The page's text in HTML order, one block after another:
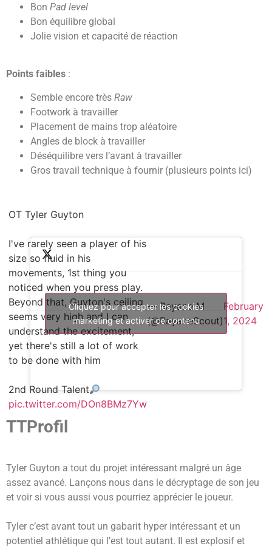
Bon Pad level
Bon équilibre global
Jolie vision et capacité de réaction
Points faibles :
Semble encore très Raw
Footwork à travailler
Placement de mains trop aléatoire
Angles de block à travailler
Déséquilibre vers l’avant à travailler
Gros travail technique à fournir (plusieurs points ici)
OT Tyler Guyton
I've rarely seen a player of his
size so fluid in his
movements, 1st thing you
noticed when you press play.
Beyond that, Guyton's ceiling
seems very high and I can
understand the excitement,
yet there's still a lot of work
to be done with him
2nd Round Talent
pic.twitter.com/DOn8BMz7Yw
— Rayane M
(@RayaneScout)
February
1, 2024
Cliquez pour accepter les cookies
marketing et activer ce contenu
TTProfil
Tyler Guyton a tout du projet intéressant malgré un âge
assez avancé. Lançons nous dans le décryptage de son jeu
et voir si vous aussi vous pourriez apprécier le joueur.
Tyler c’est avant tout un gabarit hyper intéressant et un
potentiel athlétique qui l’est tout autant. Il est explosif et